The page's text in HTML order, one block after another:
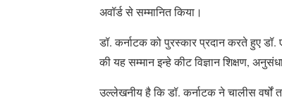
अवॉर्ड से सम्मानित किया।
डॉ. कर्नाटक को पुरस्कार प्रदान करते हुए
की यह सम्मान इन्हे कीट विज्ञान शिक्षण,
उल्लेखनीय है कि डॉ. कर्नाटक ने चालीस वर्षों